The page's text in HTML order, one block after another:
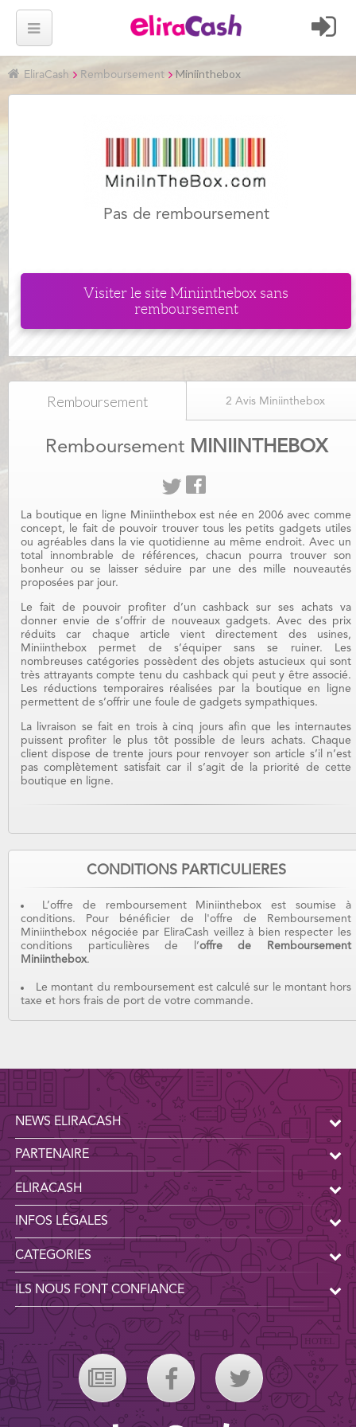
EliraCash Remboursement Miniinthebox
Pas de remboursement
Visiter le site Miniinthebox sans
remboursement
Remboursement
Miniinthebox
2 Avis Miniinthebox
Remboursement MINIINTHEBOX
La boutique en ligne Miniinthebox est née en 2006 avec comme
concept, le fait de pouvoir trouver tous les petits gadgets utiles
ou agréables dans la vie quotidienne au même endroit. Avec un
total innombrable de références, chacun pourra trouver son
bonheur ou se laisser séduire par une des mille nouveautés
proposées par jour.
Le fait de pouvoir profiter d’un cashback sur ses achats va
donner envie de s’offrir de nouveaux gadgets. Avec des prix
réduits car chaque article vient directement des usines,
Miniinthebox permet de s’équiper sans se ruiner. Les
nombreuses catégories possèdent des objets astucieux qui sont
très attrayants compte tenu du cashback qui peut y être associé.
Les réductions temporaires réalisées par la boutique en ligne
permettent de s’offrir une foule de gadgets sympathiques.
La livraison se fait en trois à cinq jours afin que les internautes
puissent profiter le plus tôt possible de leurs achats. Chaque
client dispose de trente jours pour renvoyer son article s’il n’est
pas complètement satisfait car il s’agit de la priorité de cette
boutique en ligne.
CONDITIONS PARTICULIERES
L’offre de remboursement Miniinthebox est soumise à
conditions. Pour bénéficier de l'offre de Remboursement
Miniinthebox négociée par EliraCash veillez à bien respecter les
conditions particulières de l’offre de Remboursement
Miniinthebox.
Le montant du remboursement est calculé sur le montant hors
taxe et hors frais de port de votre commande.
NEWS ELIRACASH
PARTENAIRE
ELIRACASH
INFOS LÉGALES
CATEGORIES
ILS NOUS FONT CONFIANCE